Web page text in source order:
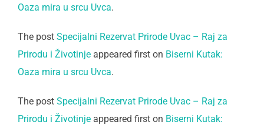
Oaza mira u srcu Uvca.
The post Specijalni Rezervat Prirode Uvac – Raj za
Prirodu i Životinje appeared first on Biserni Kutak:
Oaza mira u srcu Uvca.
The post Specijalni Rezervat Prirode Uvac – Raj za
Prirodu i Životinje appeared first on Biserni Kutak: